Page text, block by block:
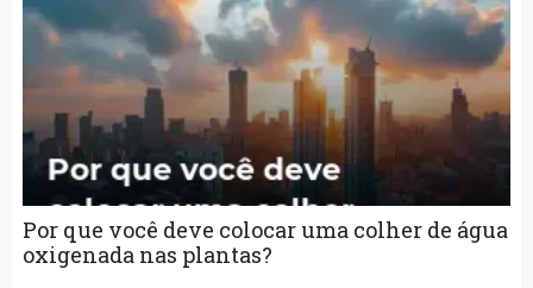
Por que você deve colocar uma colher de água
oxigenada nas plantas?